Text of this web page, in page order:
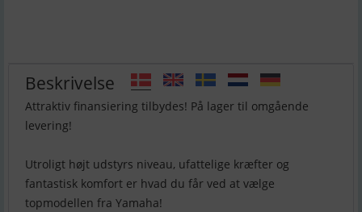
Beskrivelse
Attraktiv finansiering tilbydes! På lager til omgående
levering!
Utroligt højt udstyrs niveau, ufattelige kræfter og
fantastisk komfort er hvad du får ved at vælge
topmodellen fra Yamaha!